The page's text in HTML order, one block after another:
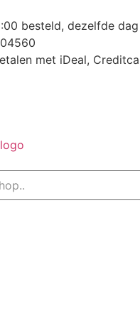
besteld, dezelfde
met iDeal,